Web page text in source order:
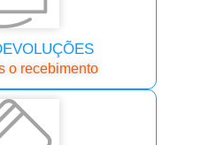
o recebimento